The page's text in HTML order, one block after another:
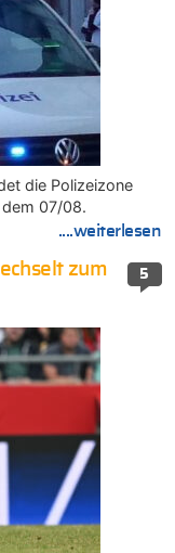
die Polizeizone
07/08.
....weiterlesen
5
zum